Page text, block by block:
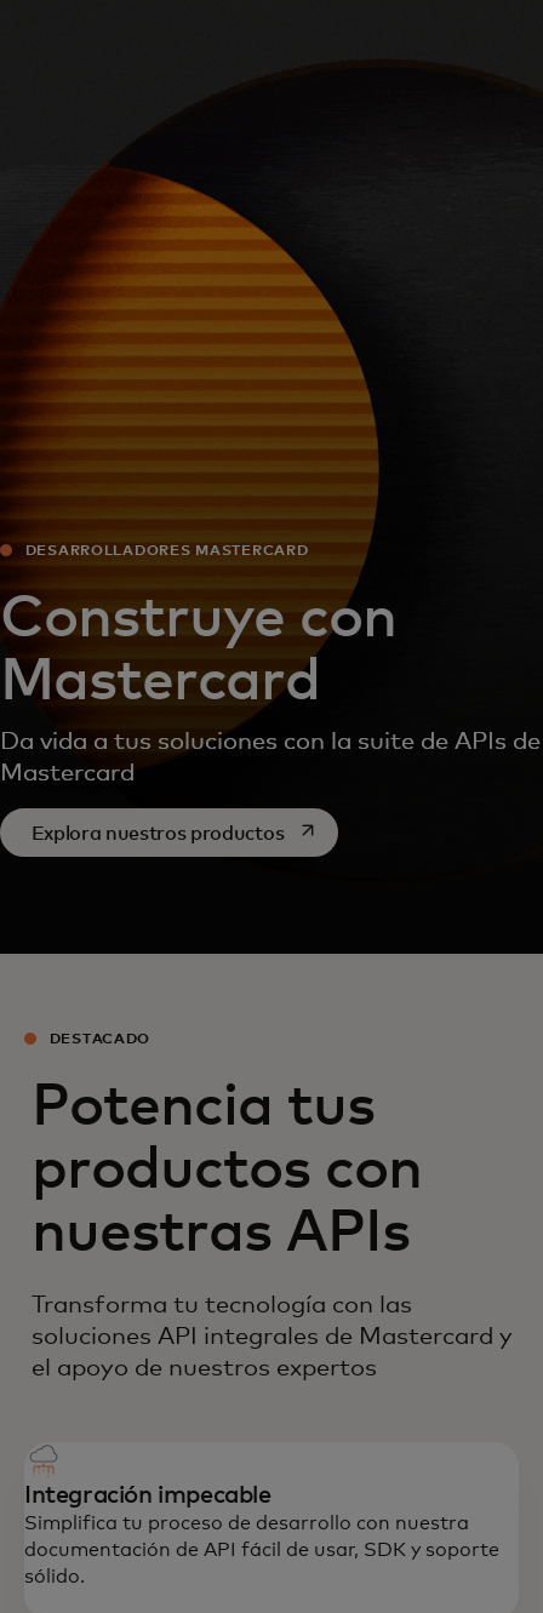
Para el mundo
Para innovadores
Noticias y tendencias
DESARROLLADORES MASTERCARD
Construye con
Mastercard
Da vida a tus soluciones con la suite de APIs de
Mastercard
Explora nuestros productosse abre en una pestaña
DESTACADO
Potencia tus
productos con
nuestras APIs
Transforma tu tecnología con las
soluciones API integrales de Mastercard y
el apoyo de nuestros expertos
Integración impecable
Simplifica tu proceso de desarrollo con nuestra
documentación de API fácil de usar, SDK y soporte
sólido.